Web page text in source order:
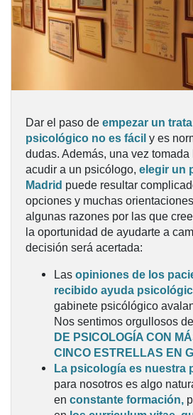
Dar el paso de empezar un
psicológico no es fácil y es
dudas. Además, una vez
acudir a un psicólogo, elegir un
Madrid puede resultar
opciones y muchas
algunas razones por las que
la oportunidad de ayudarte a
decisión será acertada:
Las opiniones de los
recibido ayuda
gabinete psicólógico
Nos sentimos orgullosos
DE PSICOLOGÍA CON
CINCO ESTRELLAS EN
La psicología es nuestra
para nosotros es algo
en constante formación,